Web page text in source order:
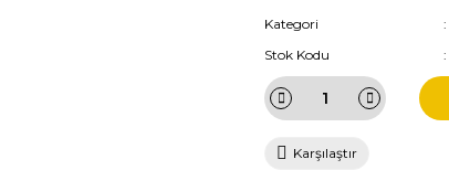
Kategori
Stok Kodu
Karşılaştır